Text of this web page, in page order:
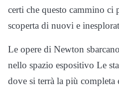
certi che questo cammino ci
scoperta di nuovi e
Le opere di Newton
nello spazio espositivo Le
dove si terrà la più